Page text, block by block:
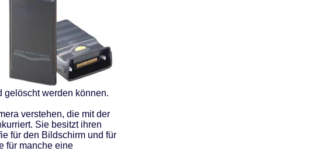
gelöscht werden können.
verstehen, die mit der
Sie besitzt ihren
für den Bildschirm und für
für manche eine